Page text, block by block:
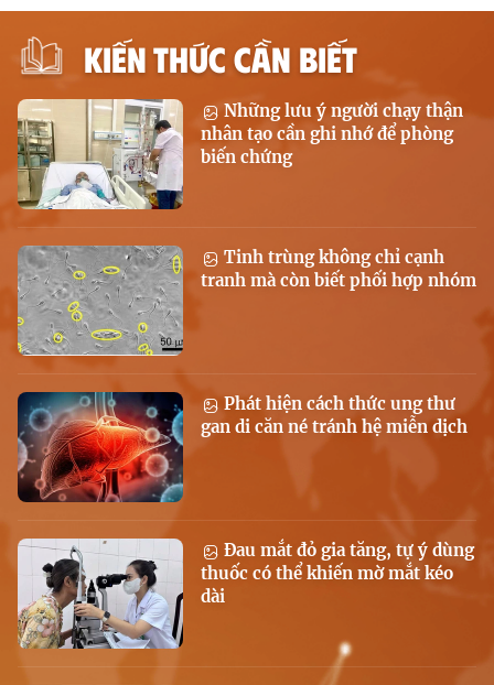
KIẾN THỨC CẦN BIẾT
Những lưu ý người chạy thận
nhân tạo cần ghi nhớ để phòng
biến chứng
Tinh trùng không chỉ cạnh
tranh mà còn biết phối hợp nhóm
Phát hiện cách thức ung thư
gan di căn né tránh hệ miễn dịch
Đau mắt đỏ gia tăng, tự ý dùng
thuốc có thể khiến mờ mắt kéo
dài